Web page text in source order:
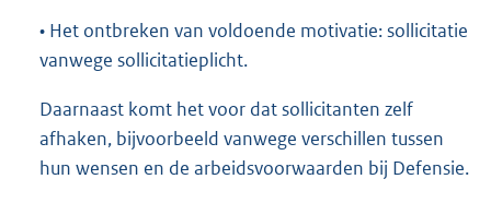
• Het ontbreken van voldoende motivatie: sollicitatie
vanwege sollicitatieplicht.
Daarnaast komt het voor dat sollicitanten zelf
afhaken, bijvoorbeeld vanwege verschillen tussen
hun wensen en de arbeidsvoorwaarden bij Defensie.